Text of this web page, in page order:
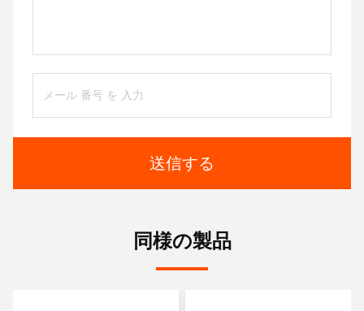
送信する
同様の製品